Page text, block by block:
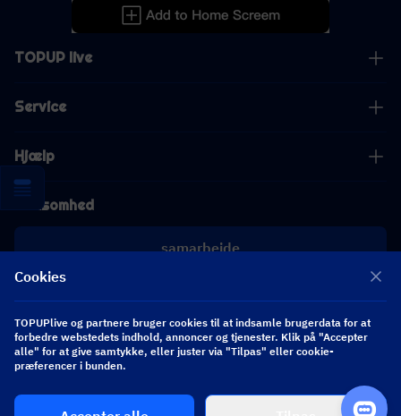
TOPUP live
Service
Hjælp
Virksomhed
samarbejde
[email protected]
Følg os
Cookies
TOPUPlive og partnere bruger cookies til at indsamle brugerdata for at
forbedre webstedets indhold, annoncer og tjenester. Klik på "Accepter
alle" for at give samtykke, eller juster via "Tilpas" eller cookie-
præferencer i bunden.